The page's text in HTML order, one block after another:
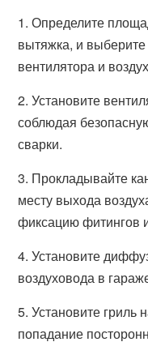
1. Определите
вытяжка, и
вентилятора и
2. Установите
соблюдая
сварки.
3. Прокладывайте
месту выхода
фиксацию фитингов
4. Установите
воздуховода в
5. Установите гриль
попадание